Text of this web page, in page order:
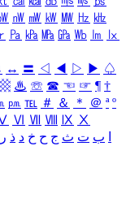
㎻ ㎽ ㎾ ㎿ ㎐ ㎑
㎩ ㎪ ㎫ ㎬ ㏝ ㏐
㏓
↔ 〓 ◁ ◀ ▷ ▶ ♤
♨ ☏ ☎ ☜ ☞ ¶ †
㏘ ℡ ＃ ＆ ＊ ＠ ª º
Ⅵ Ⅶ Ⅷ Ⅸ Ⅹ
ب ت ث ج ح خ د ذ ر